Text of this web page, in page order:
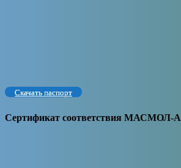
Скачать паспорт
Сертификат соответствия МАСМОЛ-А